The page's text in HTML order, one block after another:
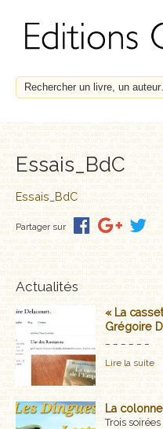
Essais_BdC
Essais_BdC
Partager sur
Actualités
« La
Grégoire
Lire la suite
La
Trois